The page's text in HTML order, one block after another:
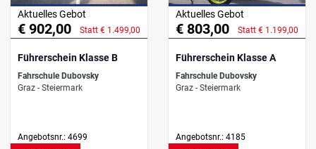
Aktuelles Gebot
€ 902,00 Statt € 1.499,00
Führerschein Klasse B
Fahrschule Dubovsky
Graz - Steiermark
Angebotsnr.: 4699
Aktuelles Gebot
€ 803,00 Statt € 1.199,00
Führerschein Klasse A
Fahrschule Dubovsky
Graz - Steiermark
Angebotsnr.: 4185